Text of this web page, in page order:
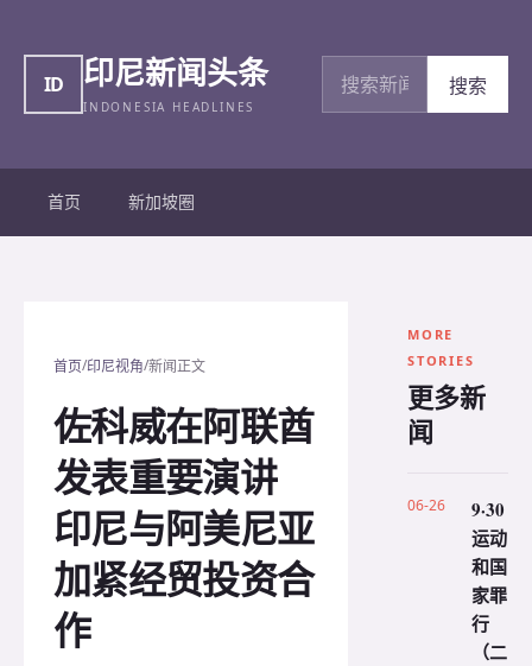
ID 印尼新闻头条
INDONESIA HEADLINES
搜索新闻
搜索
首页 新加坡圈
首页/印尼视角/新闻正文
佐科威在阿联酋
发表重要演讲
印尼与阿美尼亚
加紧经贸投资合
作
MORE
STORIES
更多新
闻
06-26
9·30
运动
和国
家罪
行
（二